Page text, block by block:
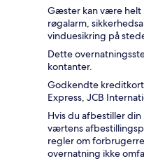
Gæster kan være helt
røgalarm,
vinduesikring på
Dette
kontanter.
Godkendte
Express, JCB
Hvis du afbestiller
værtens
regler om
overnatning ikke